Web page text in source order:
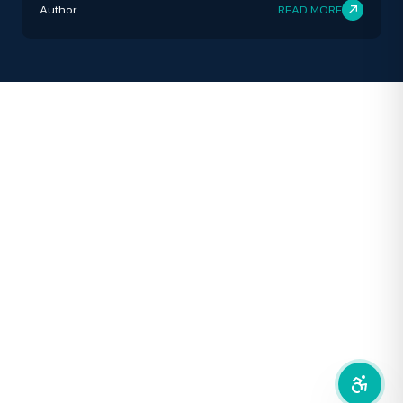
Author READ MORE
Deutan Tritan